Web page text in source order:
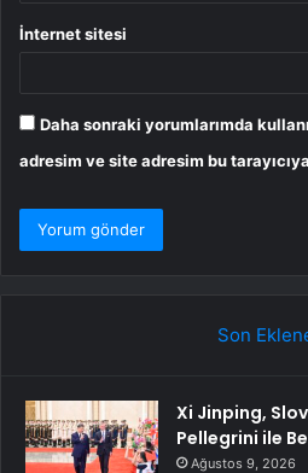
İnternet sitesi
Daha sonraki yorumlarımda
adresim ve site adresim bu
Son
Xi Jinping,
Pellegrini ile
Ağustos 9, 2026